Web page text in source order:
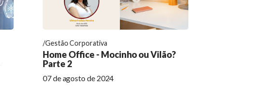
Gestão Corporativa
Home Office - Mocinho ou Vilão?
Parte 2
07 de agosto de 2024